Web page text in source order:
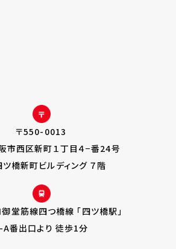
〒550-0013
市西区新町１丁目４−番24号
橋新町ビルディング ７階
堂筋線四つ橋線 「四ツ橋駅」
A番出口より 徒歩1分